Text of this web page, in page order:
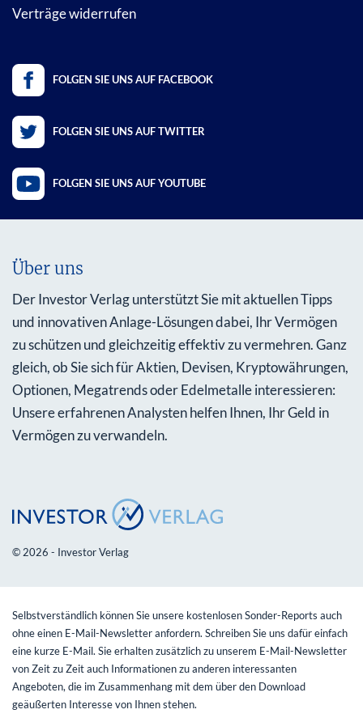
Verträge widerrufen
FOLGEN SIE UNS AUF FACEBOOK
FOLGEN SIE UNS AUF TWITTER
FOLGEN SIE UNS AUF YOUTUBE
Über uns
Der Investor Verlag unterstützt Sie mit aktuellen Tipps
und innovativen Anlage-Lösungen dabei, Ihr Vermögen
zu schützen und gleichzeitig effektiv zu vermehren. Ganz
gleich, ob Sie sich für Aktien, Devisen, Kryptowährungen,
Optionen, Megatrends oder Edelmetalle interessieren:
Unsere erfahrenen Analysten helfen Ihnen, Ihr Geld in
Vermögen zu verwandeln.
© 2026 - Investor Verlag
Selbstverständlich können Sie unsere kostenlosen Sonder-Reports auch
ohne einen E-Mail-Newsletter anfordern. Schreiben Sie uns dafür einfach
eine kurze E-Mail. Sie erhalten zusätzlich zu unserem E-Mail-Newsletter
von Zeit zu Zeit auch Informationen zu anderen interessanten
Angeboten, die im Zusammenhang mit dem über den Download
geäußerten Interesse von Ihnen stehen.